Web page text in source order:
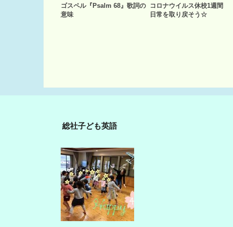
ゴスペル『Psalm 68』歌詞の
意味
コロナウイルス休校1週間
日常を取り戻そう☆
総社子ども英語